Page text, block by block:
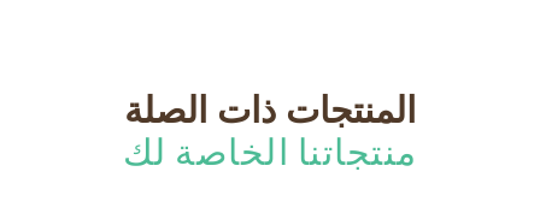
المنتجات ذات الصلة
منتجاتنا الخاصة لك